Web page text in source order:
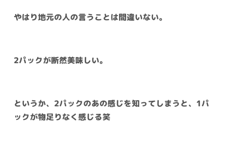
やはり地元の人の言うことは間違いない。
2パックが断然美味しい。
というか、2パックのあの感じを知ってしまうと、1パ
ックが物足りなく感じる笑